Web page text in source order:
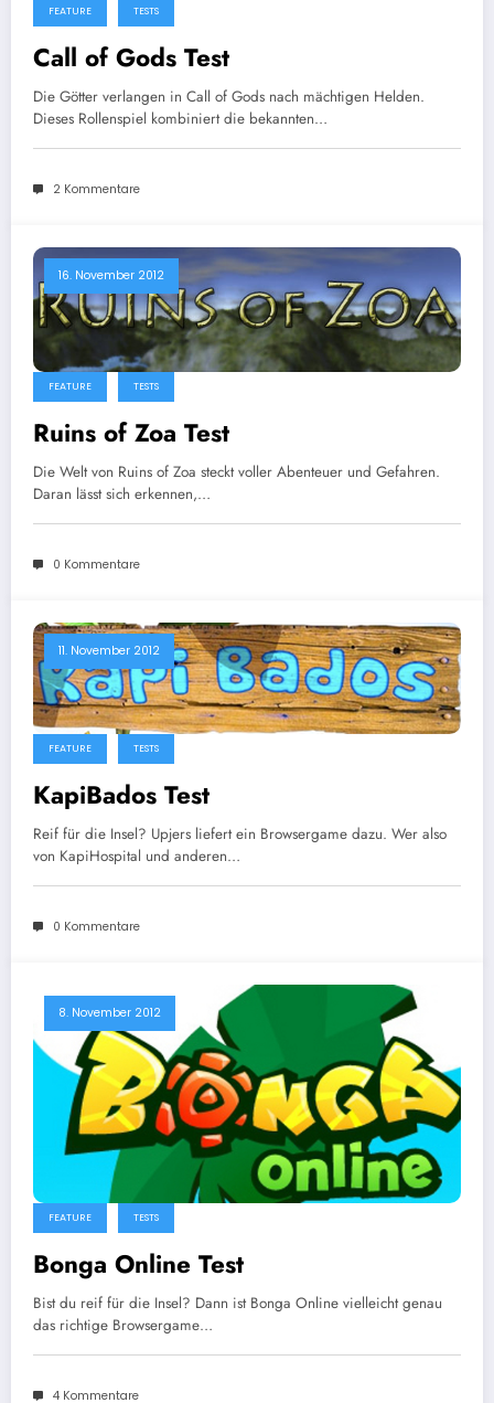
FEATURE TESTS
Call of Gods Test
Die Götter verlangen in Call of Gods nach mächtigen Helden.
Dieses Rollenspiel kombiniert die bekannten…
2 Kommentare
16. November 2012
FEATURE TESTS
Ruins of Zoa Test
Die Welt von Ruins of Zoa steckt voller Abenteuer und Gefahren.
Daran lässt sich erkennen,…
0 Kommentare
11. November 2012
FEATURE TESTS
KapiBados Test
Reif für die Insel? Upjers liefert ein Browsergame dazu. Wer also
von KapiHospital und anderen…
0 Kommentare
8. November 2012
FEATURE TESTS
Bonga Online Test
Bist du reif für die Insel? Dann ist Bonga Online vielleicht genau
das richtige Browsergame…
4 Kommentare